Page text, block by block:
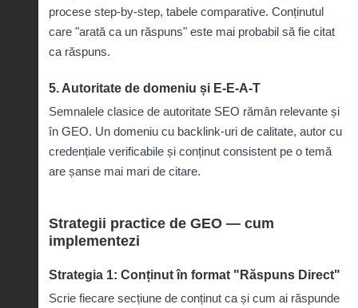
procese step-by-step, tabele comparative. Conținutul
care "arată ca un răspuns" este mai probabil să fie citat
ca răspuns.
5. Autoritate de domeniu și E-E-A-T
Semnalele clasice de autoritate SEO rămân relevante și
în GEO. Un domeniu cu backlink-uri de calitate, autor cu
credențiale verificabile și conținut consistent pe o temă
are șanse mai mari de citare.
Strategii practice de GEO — cum
implementezi
Strategia 1: Conținut în format "Răspuns Direct"
Scrie fiecare secțiune de conținut ca și cum ai răspunde